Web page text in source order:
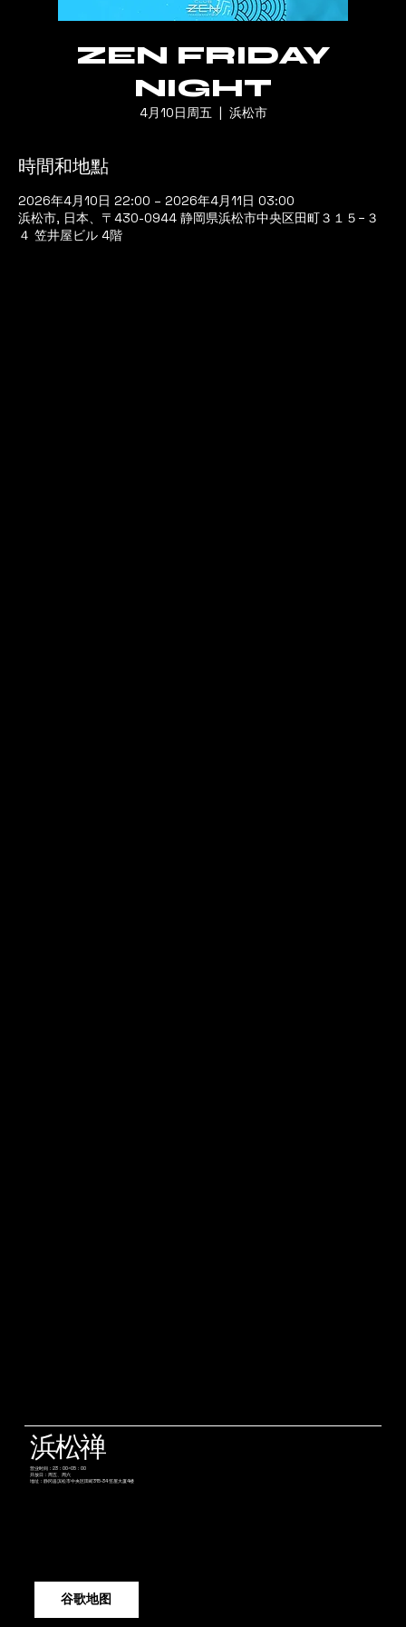
ZEN FRIDAY
NIGHT
4月10日周五
  |
浜松市
時間和地點
2026年4月10日 22:00 – 2026年4月11日 03:00
浜松市, 日本、〒430-0944 静岡県浜松市中央区田町３１５−３
４ 笠井屋ビル 4階
谷歌地图
浜松禅
营业时间：23：00~05：00
开放日：周五、周六
地址：静冈县滨松市中央区田町315-34 笠屋大厦4楼